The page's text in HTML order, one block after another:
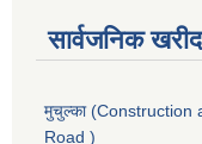
सार्वजनिक
मुचुल्का (Construction
Road )